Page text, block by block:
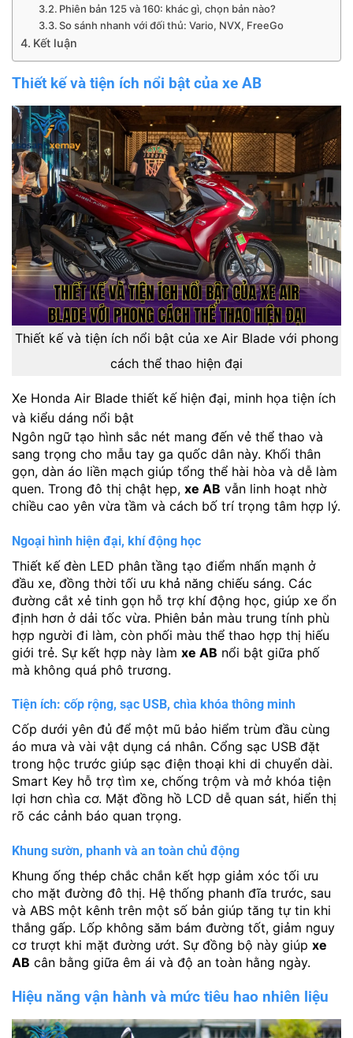
Phiên bản 125 và 160: khác gì, chọn bản nào?
So sánh nhanh với đối thủ: Vario, NVX, FreeGo
Kết luận
Thiết kế và tiện ích nổi bật của xe AB
Thiết kế và tiện ích nổi bật của xe Air Blade với phong
cách thể thao hiện đại
Xe Honda Air Blade thiết kế hiện đại, minh họa tiện ích
và kiểu dáng nổi bật
Ngôn ngữ tạo hình sắc nét mang đến vẻ thể thao và
sang trọng cho mẫu tay ga quốc dân này. Khối thân
gọn, dàn áo liền mạch giúp tổng thể hài hòa và dễ làm
quen. Trong đô thị chật hẹp, xe AB vẫn linh hoạt nhờ
chiều cao yên vừa tầm và cách bố trí trọng tâm hợp lý.
Ngoại hình hiện đại, khí động học
Thiết kế đèn LED phân tầng tạo điểm nhấn mạnh ở
đầu xe, đồng thời tối ưu khả năng chiếu sáng. Các
đường cắt xẻ tinh gọn hỗ trợ khí động học, giúp xe ổn
định hơn ở dải tốc vừa. Phiên bản màu trung tính phù
hợp người đi làm, còn phối màu thể thao hợp thị hiếu
giới trẻ. Sự kết hợp này làm xe AB nổi bật giữa phố
mà không quá phô trương.
Tiện ích: cốp rộng, sạc USB, chìa khóa thông minh
Cốp dưới yên đủ để một mũ bảo hiểm trùm đầu cùng
áo mưa và vài vật dụng cá nhân. Cổng sạc USB đặt
trong hộc trước giúp sạc điện thoại khi di chuyển dài.
Smart Key hỗ trợ tìm xe, chống trộm và mở khóa tiện
lợi hơn chìa cơ. Mặt đồng hồ LCD dễ quan sát, hiển thị
rõ các cảnh báo quan trọng.
Khung sườn, phanh và an toàn chủ động
Khung ống thép chắc chắn kết hợp giảm xóc tối ưu
cho mặt đường đô thị. Hệ thống phanh đĩa trước, sau
và ABS một kênh trên một số bản giúp tăng tự tin khi
thắng gấp. Lốp không săm bám đường tốt, giảm nguy
cơ trượt khi mặt đường ướt. Sự đồng bộ này giúp xe
AB cân bằng giữa êm ái và độ an toàn hằng ngày.
Hiệu năng vận hành và mức tiêu hao nhiên liệu